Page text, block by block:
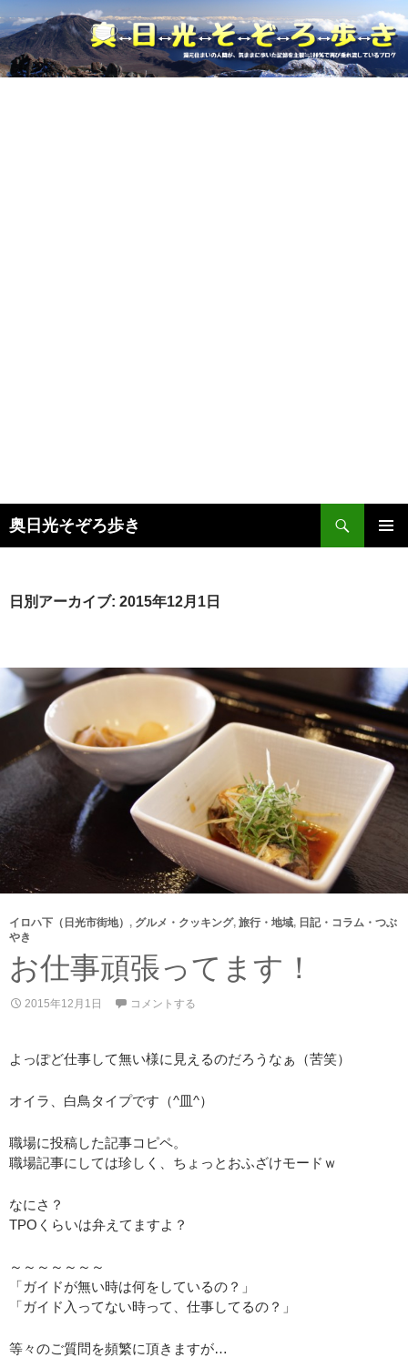
奥日光そぞろ歩き
索
ン
キ
ッ
プ
日別アーカイブ: 2015年12月1日
イロハ下（日光市街地） , グルメ・クッキング, 旅行・地域, 日記・コラム・つぶ
やき
お仕事頑張ってます！
2015年12月1日 コメントする
よっぽど仕事して無い様に見えるのだろうなぁ（苦笑）
オイラ、白鳥タイプです（^皿^）
職場に投稿した記事コピペ。
職場記事にしては珍しく、ちょっとおふざけモードｗ
なにさ？
TPOくらいは弁えてますよ？
～～～～～～～
「ガイドが無い時は何をしているの？」
「ガイド入ってない時って、仕事してるの？」
等々のご質問を頻繁に頂きますが…